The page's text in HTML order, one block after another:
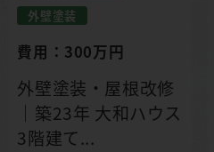
外壁塗装
費用：300万円
外壁塗装・屋根改修
｜築23年 大和ハウス
3階建て...